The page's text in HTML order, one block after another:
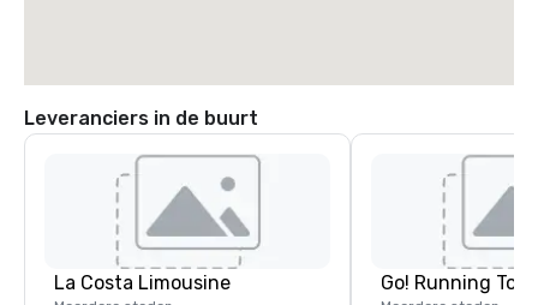
Leveranciers in de buurt
La Costa Limousine Go! Running